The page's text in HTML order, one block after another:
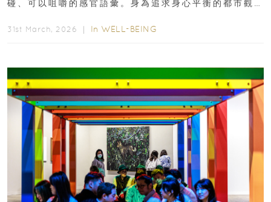
碰、可以咀嚼的感官語彙。身為追求身心平衡的都市觀
31st March, 2026 ｜ In WELL-BEING